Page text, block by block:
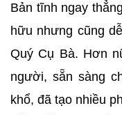
Bản tĩnh ngay
hữu nhưng cũng
Quý Cụ Bà. Hơn
người, sẵn sàng
khổ, đã tạo nhiều